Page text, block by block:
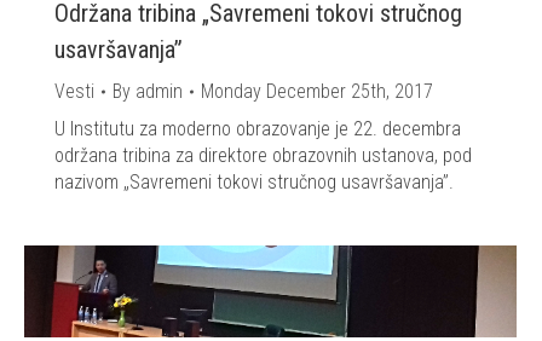
Održana tribina „Savremeni tokovi stručnog
usavršavanja”
Vesti By admin
Monday December 25th, 2017
U Institutu za moderno obrazovanje je 22. decembra
održana tribina za direktore obrazovnih ustanova, pod
nazivom „Savremeni tokovi stručnog usavršavanja”.